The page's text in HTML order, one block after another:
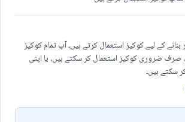
بنانے کے لیے کوکیز استعمال کرتے ہیں۔ آپ تمام کوکیز
صرف ضروری کوکیز استعمال کر سکتے ہیں، یا اپنی
سکتے ہیں۔